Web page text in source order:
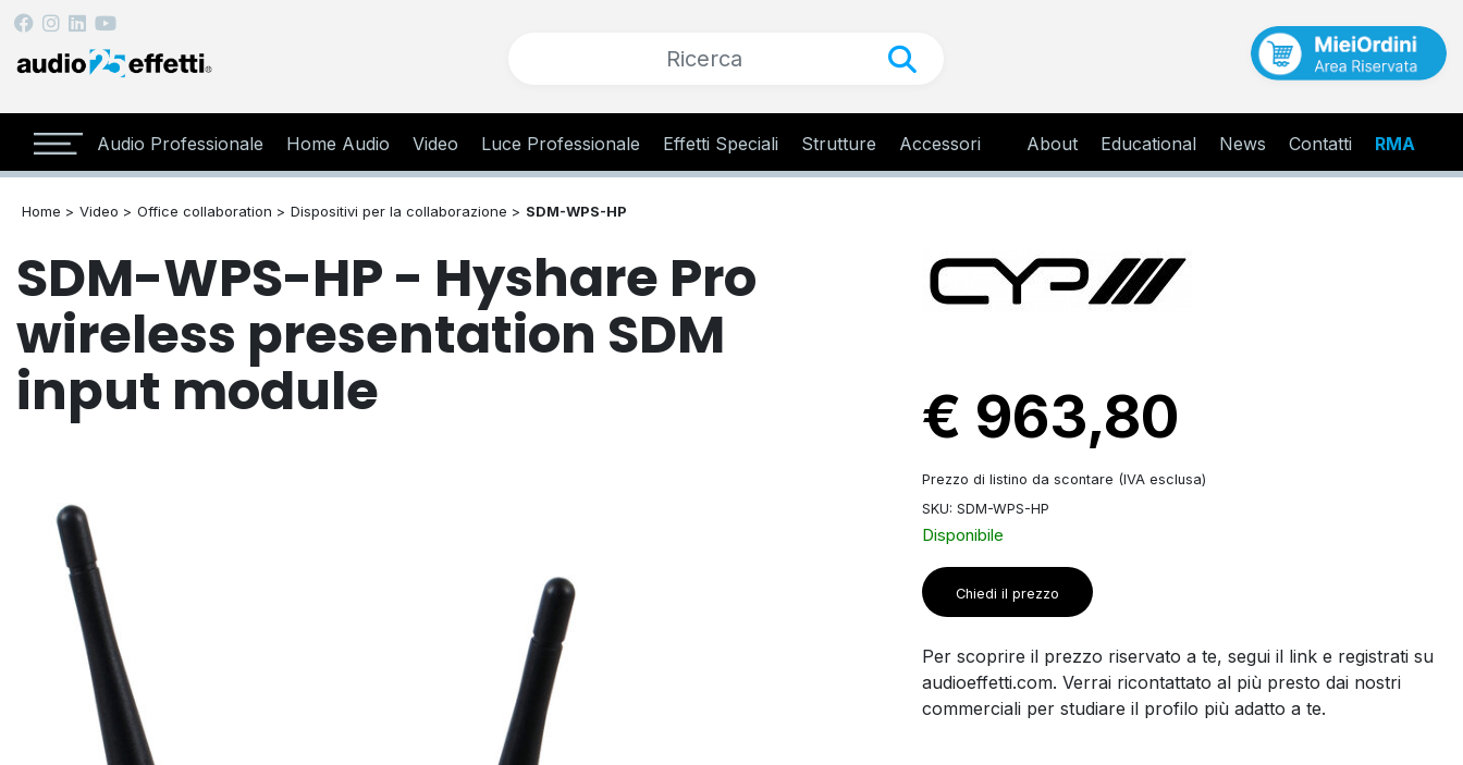
Audio Professionale Home Audio Video Luce Professionale Effetti Speciali Strutture Accessori About Educational News Contatti RMA
Home > Video > Office collaboration > Dispositivi per la collaborazione > SDM-WPS-HP
SDM-WPS-HP - Hyshare Pro
wireless presentation SDM
input module € 963,80
Prezzo di listino da scontare (IVA esclusa)
SKU: SDM-WPS-HP
Disponibile
Chiedi il prezzo
Per scoprire il prezzo riservato a te, segui il link e registrati su
audioeffetti.com. Verrai ricontattato al più presto dai nostri
commerciali per studiare il profilo più adatto a te.